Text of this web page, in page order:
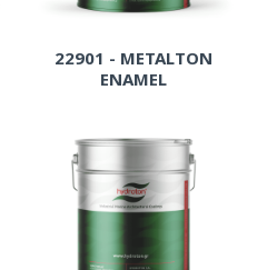
22901 - METALTON
ENAMEL